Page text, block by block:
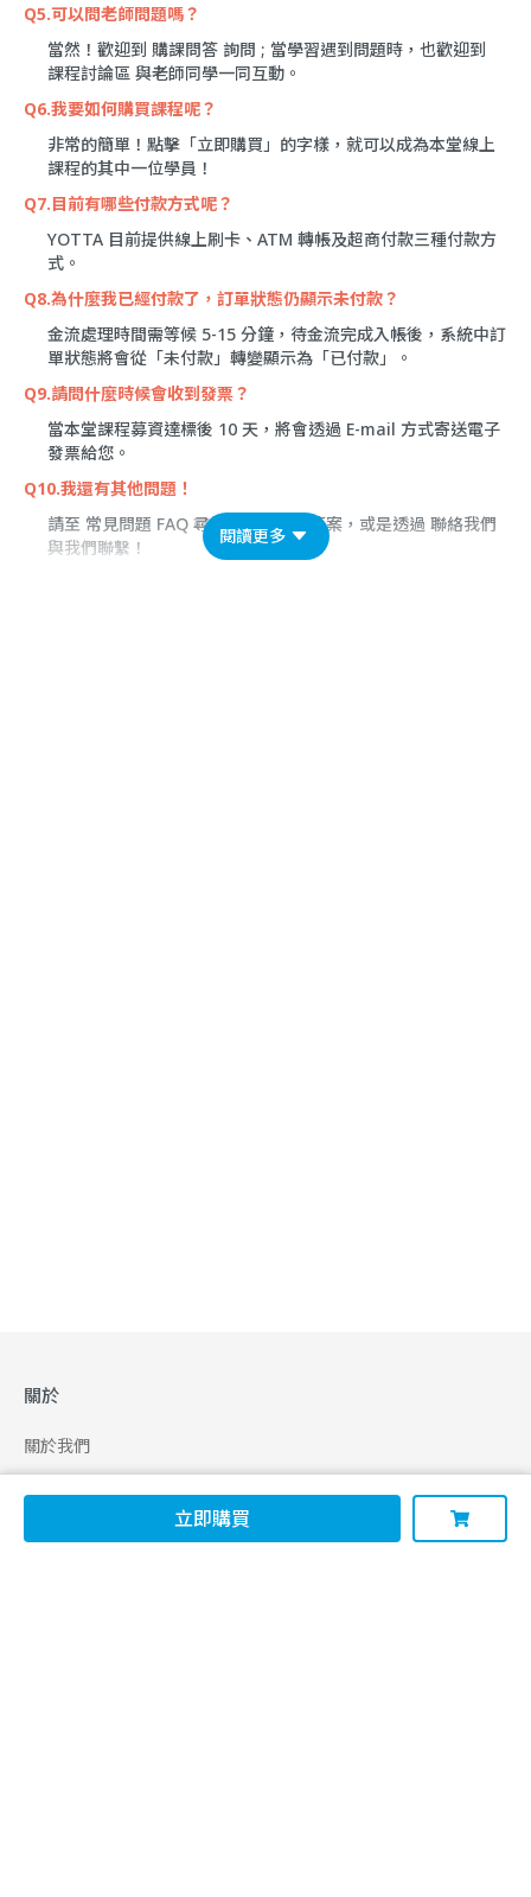
立即購買
Q5.可以問老師問題嗎？
當然！歡迎到 購課問答 詢問 ; 當學習遇到問題時，也歡迎到
課程討論區 與老師同學一同互動。
Q6.我要如何購買課程呢？
非常的簡單！點擊「立即購買」的字樣，就可以成為本堂線上
課程的其中一位學員！
Q7.目前有哪些付款方式呢？
YOTTA 目前提供線上刷卡、ATM 轉帳及超商付款三種付款方
式。
Q8.為什麼我已經付款了，訂單狀態仍顯示未付款？
金流處理時間需等候 5-15 分鐘，待金流完成入帳後，系統中訂
單狀態將會從「未付款」轉變顯示為「已付款」。
Q9.請問什麼時候會收到發票？
當本堂課程募資達標後 10 天，將會透過 E-mail 方式寄送電子
發票給您。
Q10.我還有其他問題！
請至 常見問題 FAQ 尋找常見問題的答案，或是透過 聯絡我們
與我們聯繫！
閱讀更多
關於
關於我們
合作申請